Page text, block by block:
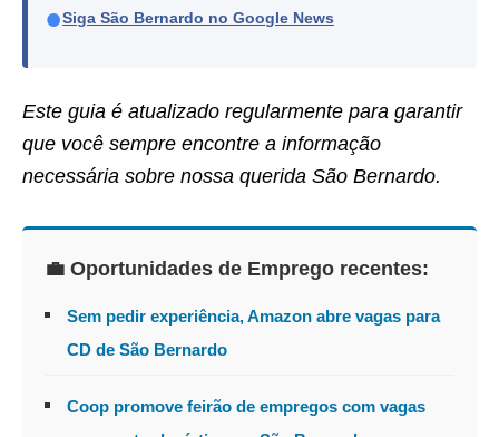
●Siga São Bernardo no Google News
Este guia é atualizado regularmente para garantir
que você sempre encontre a informação
necessária sobre nossa querida São Bernardo.
💼 Oportunidades de Emprego recentes:
Sem pedir experiência, Amazon abre vagas para
CD de São Bernardo
Coop promove feirão de empregos com vagas